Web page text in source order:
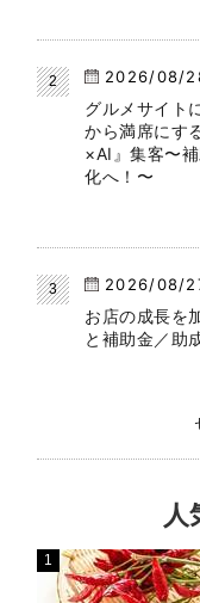
2026/08/
グルメサイト
から満席にす
×AI』集客〜
化へ！〜
2026/08/
お店の成長を
と補助金／助
人